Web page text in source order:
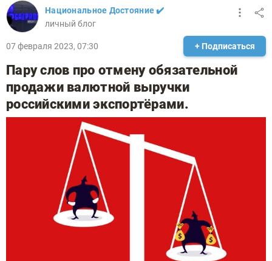
Национальное Достояние ✔️
личный блог
07 февраля 2023, 07:30 + Подписаться
Пару слов про отмену обязательной
продажи валютной выручки
российскими экспортёрами.